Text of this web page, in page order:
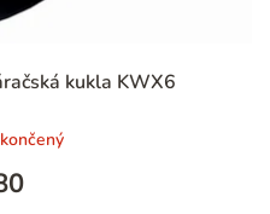
kukla KWX6
Priemerné
hodnotenie
je
5,0
z